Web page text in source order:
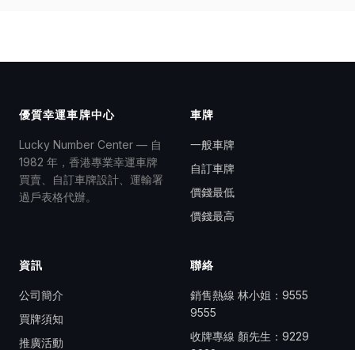
優質幸運車牌中心
Lucky Number Center — 自
1982 年，香港專業幸運車牌
買賣、自訂車牌設計、運輸署
過戶表格代辦。
車牌
一般車牌
自訂車牌
價錢最低
價錢最高
資訊
公司簡介
買牌須知
推廣活動
聯絡
銷售熱線 林小姐： 9555
9555
收牌專線 顏先生： 9229